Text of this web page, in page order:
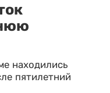
находились
пятилетний